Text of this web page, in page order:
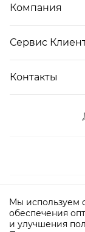
Компания
Сервис
Контакты
© 2009-
Мы используем
обеспечения
и улучшения